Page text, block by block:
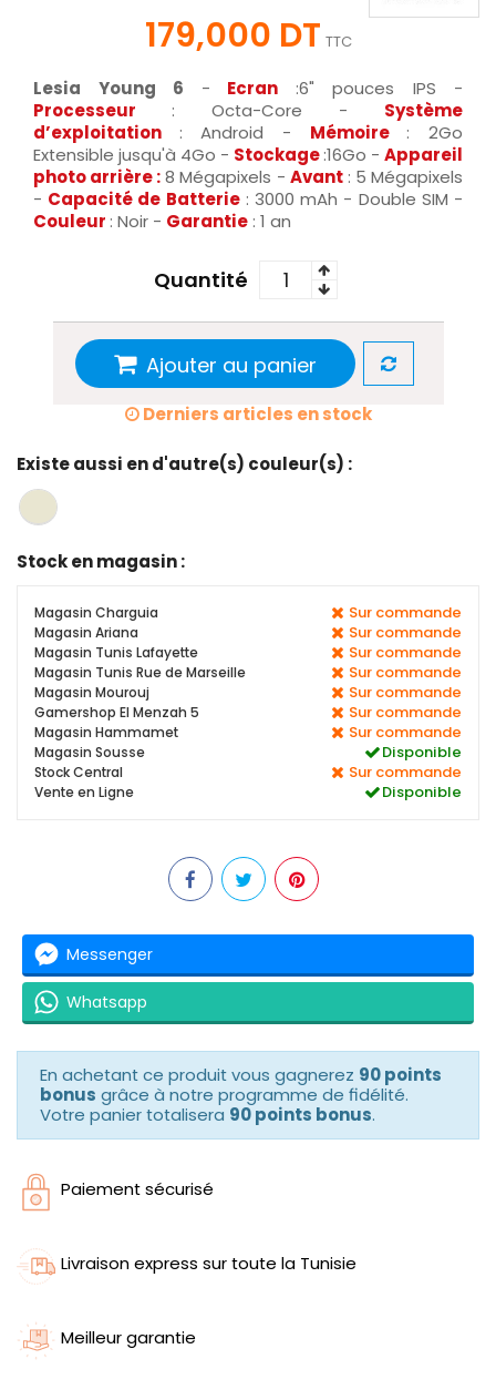
179,000 DT TTC
Lesia Young 6 - Ecran
:6" pouces IPS -
Processeur : Octa-Core - Système
d’exploitation : Android - Mémoire : 2Go
Extensible jusqu'à 4Go - Stockage:16Go - Appareil
photo arrière : 8 Mégapixels - Avant : 5 Mégapixels
- Capacité de Batterie: 3000 mAh - Double SIM -
Couleur : Noir - Garantie : 1 an
Quantité
Ajouter au panier
Derniers articles en stock
Existe aussi en d'autre(s) couleur(s) :
Stock en magasin :
Magasin Charguia Sur commande
Magasin Ariana Sur commande
Magasin Tunis Lafayette Sur commande
Magasin Tunis Rue de Marseille Sur commande
Magasin Mourouj Sur commande
Gamershop El Menzah 5 Sur commande
Magasin Hammamet Sur commande
Magasin Sousse Disponible
Stock Central Sur commande
Vente en Ligne Disponible
Messenger
Whatsapp
En achetant ce produit vous gagnerez 90 points
bonus grâce à notre programme de fidélité.
Votre panier totalisera 90 points bonus.
Paiement sécurisé
Livraison express sur toute la Tunisie
Meilleur garantie